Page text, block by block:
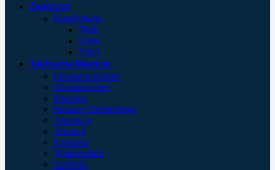
Zahnarzt
Handschuhe
Nitril
Latex
Vinyl
Taktische Medizin
Einsatzrucksäcke
Einsatztaschen
Pouches
Massive Hemorrhage
Atemweg
Atmung
Kreislauf
Wärmeerhalt
Zubehör